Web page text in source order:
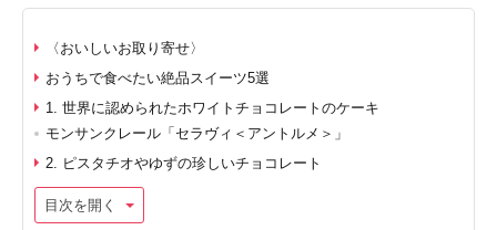
〈おいしいお取り寄せ〉
おうちで食べたい絶品スイーツ5選
1. 世界に認められたホワイトチョコレートのケーキ
モンサンクレール「セラヴィ＜アントルメ＞」
2. ピスタチオやゆずの珍しいチョコレート
目次を開く